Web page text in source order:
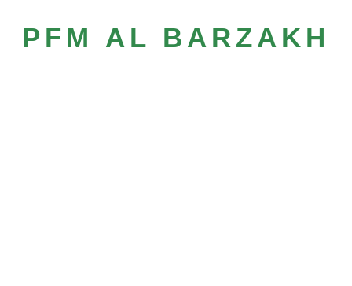
PFM AL BARZAKH